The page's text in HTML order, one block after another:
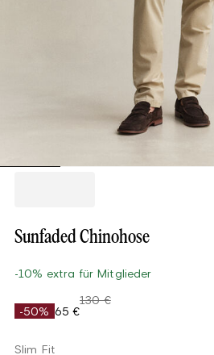
Sunfaded Chinohose
-10% extra für Mitglieder
-50% 65 €
130 €
Slim Fit